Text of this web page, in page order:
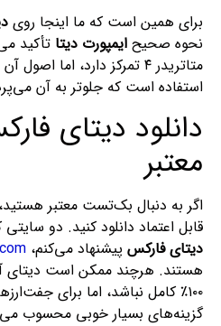
برای همین است که ما اینجا روی
نحوه صحیح ایمپورت دیتا تأکید
استفاده است که جلوتر به آن
دانلود دیتای
معتبر
اگر به دنبال بک‌تست معتبر هستید،
قابل اعتماد دانلود کنید. دو
دیتای فارکس پیشنهاد می‌کنم،
هستند. هرچند ممکن است دیتای
۱۰۰٪ کامل نباشد، اما برای
گزینه‌های بسیار خوبی محسوب